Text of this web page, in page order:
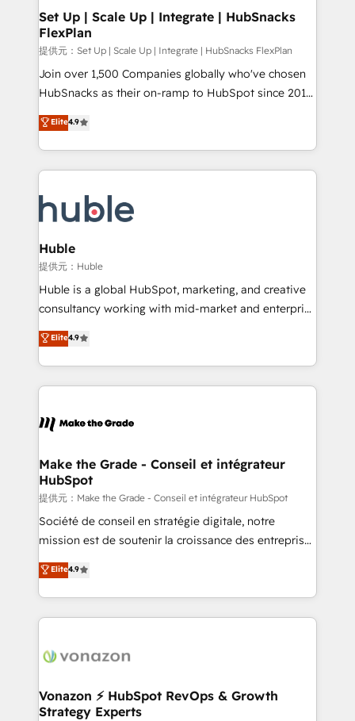
Award 🏆2020 Elite Solutions Partner 🏆2019
Integrations HubSpot Impact Award 🏆2019
Marketing Enablement HubSpot Impact Award 🏆
2018 Website Design HubSpot Impact Award 🏆2017
Website Design HubSpot Impact Award 🏆2016
Sales Enablement HubSpot Impact Award 🏆2015
Growth-Driven Design Agency of the Year 🏆2015
COS Design Award 🏆2013 HubSpot Marketplace
Provider of the Year 🏆2011 Became a HubSpot
Partner 📆Founded in 1997
Set Up | Scale Up | Integrate | HubSnacks
FlexPlan
提供元：Set Up | Scale Up | Integrate | HubSnacks FlexPlan
Join over 1,500 Companies globally who've chosen
HubSnacks as their on-ramp to HubSpot since 2014
Simple pay-as-you-go plans that accelerate value...
1️⃣ Set Up | Onboarding New or Check-fixing existing
HubSpot portals 2️⃣ Scale Up | 100% HubSpot Task
Execution... Global 24/7 ... All Experts 3️⃣ Integrate |
Slash months from your API Integration project... ⬅️
Click "Contact Business" ⬅️ to access 150+ Kickstart
Integration templates that put HubSpot in the center
of your tech stack, syncing... 🛍️ Shopify or
WooCommerce 💲 Stripe or Paypal 💰 Sage or
Netsuite 🤖 Google or Microsoft ✍️ DocuSign or
the rare Advanced "Custom Integrations"
Accreditation, securely sync data across... 🔄 any
new HubSpot portal with Advanced Website and
CRM Migrations using our in-house "HubScrub" Tool.
Elite4.9
Huble
提供元：Huble
Huble is a global HubSpot, marketing, and creative
consultancy working with mid-market and enterprise
businesses. We go beyond implementation, shaping
the strategy, processes, and teams that turn
HubSpot into a genuine growth engine. Named
HubSpot's Global Partner of the Year in 2024,
worldwide, and with over 15 years in the ecosystem,
One company, one operating model, delivering
across offices and consulting teams in the UK, USA,
Canada, Germany, France, Belgium, Singapore, and
South Africa. Certified compliant with ISO/IEC
27001:2022 and ISO 9001:2015 across all seven
Elite4.9
Make the Grade - Conseil et intégrateur
HubSpot
提供元：Make the Grade - Conseil et intégrateur HubSpot
Société de conseil en stratégie digitale, notre
mission est de soutenir la croissance des entreprises
B2B à travers l’acquisition de nouveaux clients,
l'intégration CRM et le développement des revenus
auprès de vos comptes existants. En France et à
l'international, nous travaillons avec des ETI
delà d’une simple transformation digitale et des
➤ L’intégration de CRM et de méthodologie RevOps
pour aligner les équipes marketing, commerciales et
Elite4.9
Vonazon ⚡ HubSpot RevOps & Growth
Strategy Experts